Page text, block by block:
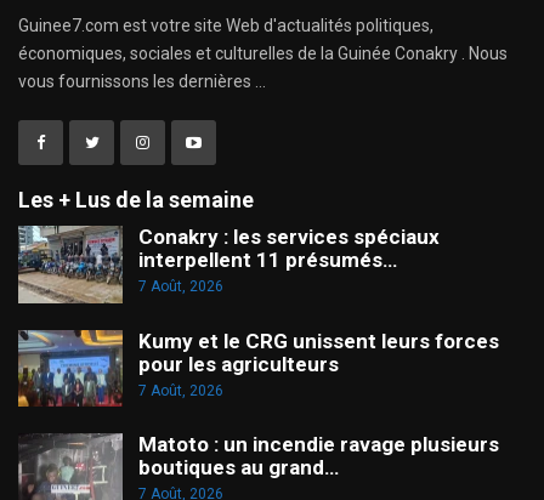
Guinee7.com est votre site Web d'actualités politiques,
économiques, sociales et culturelles de la Guinée Conakry . Nous
vous fournissons les dernières ...
Les + Lus de la semaine
Conakry : les services spéciaux
interpellent 11 présumés…
7 Août, 2026
Kumy et le CRG unissent leurs forces
pour les agriculteurs
7 Août, 2026
Matoto : un incendie ravage plusieurs
boutiques au grand…
7 Août, 2026